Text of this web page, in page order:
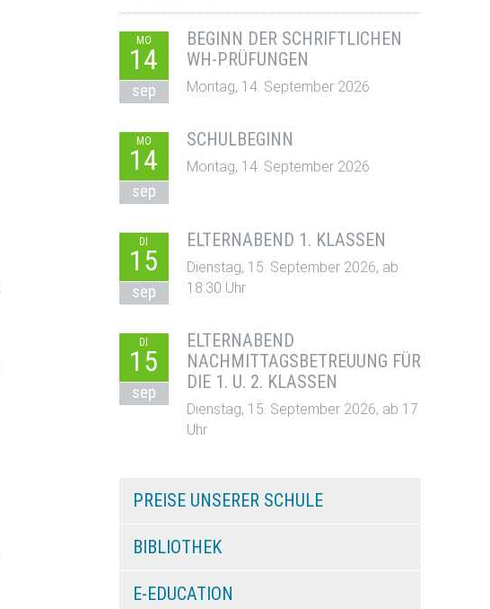
MO
14
sep
BEGINN DER SCHRIFTLICHEN
WH-PRÜFUNGEN
Montag, 14. September 2026
MO
14
sep
SCHULBEGINN
Montag, 14. September 2026
DI
15
sep
ELTERNABEND 1. KLASSEN
Dienstag, 15. September 2026, ab
18:30 Uhr
DI
15
sep
ELTERNABEND
NACHMITTAGSBETREUUNG FÜR
DIE 1. U. 2. KLASSEN
Dienstag, 15. September 2026, ab 17
Uhr
PREISE UNSERER SCHULE
BIBLIOTHEK
E-EDUCATION